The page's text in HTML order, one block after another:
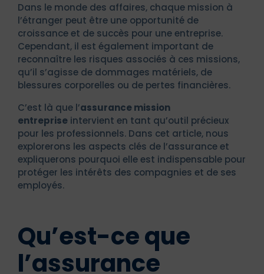
Dans le monde des affaires, chaque mission à
l’étranger peut être une opportunité de
croissance et de succès pour une entreprise.
Cependant, il est également important de
reconnaître les risques associés à ces missions,
qu’il s’agisse de dommages matériels, de
blessures corporelles ou de pertes financières.
C’est là que l’assurance mission
entreprise intervient en tant qu’outil précieux
pour les professionnels. Dans cet article, nous
explorerons les aspects clés de l’assurance et
expliquerons pourquoi elle est indispensable pour
protéger les intérêts des compagnies et de ses
employés.
Qu’est-ce que
l’assurance